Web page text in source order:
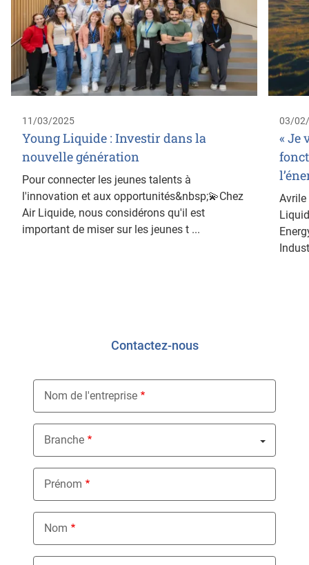
11/03/2025
Young Liquide : Investir dans la
nouvelle génération
Pour connecter les jeunes talents à
l'innovation et aux opportunités&nbsp;💫Chez
Air Liquide, nous considérons qu'il est
important de miser sur les jeunes t ...
03/
« Je
Avrile
Contactez-nous
Nom de l'entreprise
Branche
Nothing selected
Prénom
Nom